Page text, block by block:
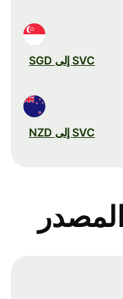
SVC إلى SGD
SVC إلى NZD